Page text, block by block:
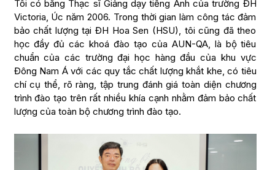
Tôi có bằng Thạc sĩ Giảng dạy tiếng Anh của trường ĐH
Victoria, Úc năm 2006. Trong thời gian làm công tác đảm
bảo chất lượng tại ĐH Hoa Sen (HSU), tôi cũng đã theo
học đầy đủ các khoá đào tạo của AUN-QA, là bộ tiêu
chuẩn của các trường đại học hàng đầu của khu vực
Đông Nam Á với các quy tắc chất lượng khắt khe, có tiêu
chí cụ thể, rõ ràng, tập trung đánh giá toàn diện chương
trình đào tạo trên rất nhiều khía cạnh nhằm đảm bảo chất
lượng của toàn bộ chương trình đào tạo.